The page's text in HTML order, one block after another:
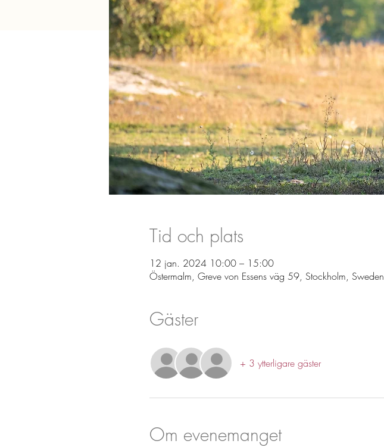
Tid och plats
12 jan. 2024 10:00 – 15:00
Östermalm, Greve von Essens väg 59, Stockholm, Sweden
Gäster
+ 3 ytterligare gäster
Om evenemanget